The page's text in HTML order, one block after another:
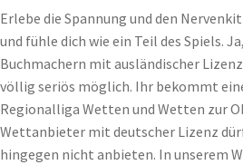
Erlebe die Spannung und den
und fühle dich wie ein Teil des Spiels.
Buchmachern mit ausländischer
völlig seriös möglich. Ihr bekommt
Regionalliga Wetten und Wetten zur
Wettanbieter mit deutscher Lizenz
hingegen nicht anbieten. In unserem